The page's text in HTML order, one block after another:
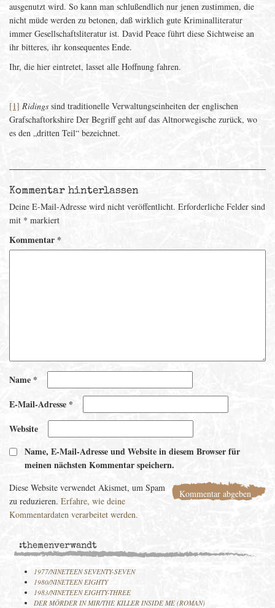
ausgenutzt wird. So kann man schlußendlich nur jenen zustimmen, die
nicht müde werden zu betonen, daß wirklich gute Kriminalliteratur
immer Gesellschaftsliteratur ist. David Peace führt diese Sichtweise an
ihr bitteres, ihr konsequentes Ende.
Ihr, die hier eintretet, lasset alle Hoffnung fahren.
[1] Ridings sind traditionelle Verwaltungseinheiten der englischen
Grafschaftorkshire Der Begriff geht auf das Altnorwegische zurück, wo
es den „dritten Teil“ bezeichnet.
Kommentar hinterlassen
Deine E-Mail-Adresse wird nicht veröffentlicht. Erforderliche Felder sind
mit * markiert
Kommentar *
Name*
E-Mail-Adresse *
Website
Name, E-Mail-Adresse und Website in diesem Browser für
meinen nächsten Kommentar speichern.
Diese Website verwendet Akismet, um Spam
zu reduzieren. Erfahre, wie deine
Kommentardaten verarbeitet werden.
:themenverwandt
1977/NINETEEN SEVENTY-SEVEN
1980/NINETEEN EIGHTY
1983/NINETEEN EIGHTY-THREE
DER MÖRDER IN MIR/THE KILLER INSIDE ME (ROMAN)